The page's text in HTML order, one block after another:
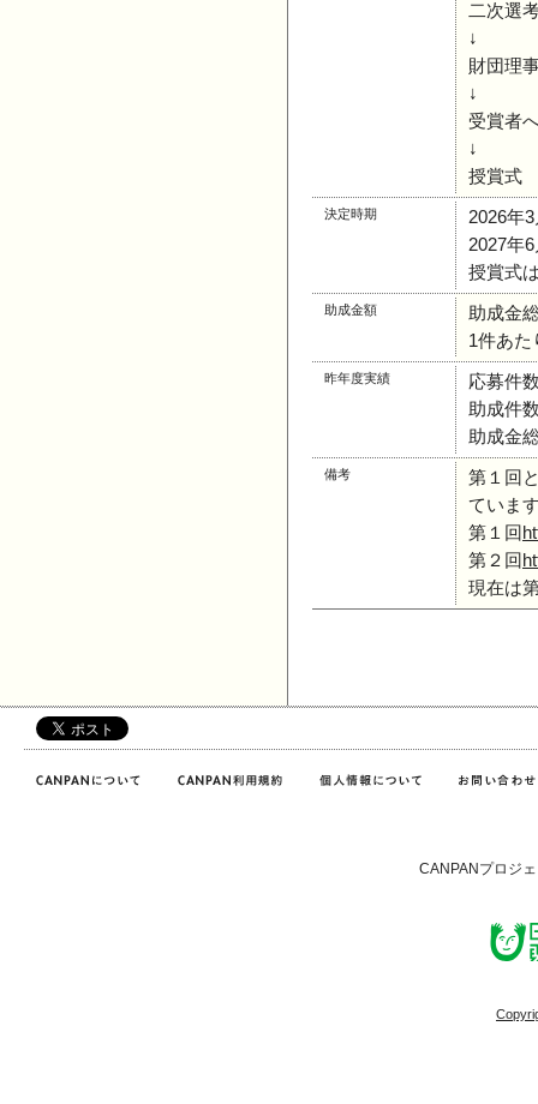
二次選
↓
財団理
↓
受賞者
↓
授賞式
決定時期
2026年
2027年
授賞式
助成金額
助成金
1件あた
昨年度実績
応募件
助成件
助成金
備考
第１回
ていま
第１回
第２回
現在は
CANPANプロジ